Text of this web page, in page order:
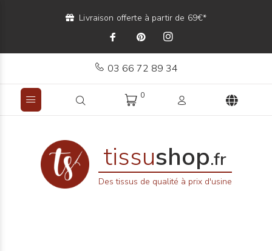
Livraison offerte à partir de 69€*
03 66 72 89 34
0
tissushop.fr
Des tissus de qualité à prix d'usine